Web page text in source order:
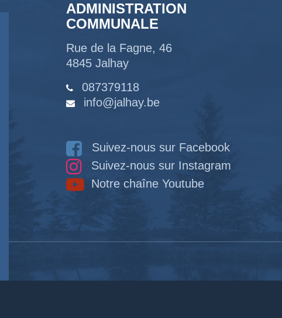
ADMINISTRATION
COMMUNALE
Rue de la Fagne, 46
4845 Jalhay
087379118
info@jalhay.be
Suivez-nous sur Facebook
Suivez-nous sur Instagram
Notre chaîne Youtube